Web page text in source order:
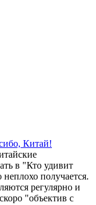
Китай!
в "Кто удивит
получается.
регулярно и
"объектив с